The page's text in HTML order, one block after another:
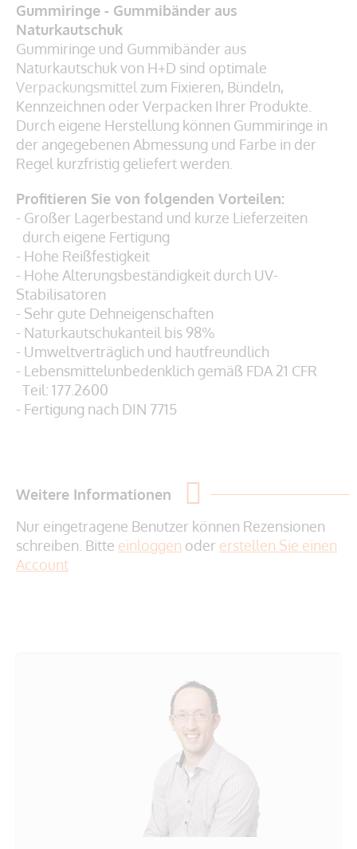
Gummiringe - Gummibänder aus
Naturkautschuk
Gummiringe und Gummibänder aus
Naturkautschuk von H+D sind optimale
Verpackungsmittel zum Fixieren, Bündeln,
Kennzeichnen oder Verpacken Ihrer Produkte.
Durch eigene Herstellung können Gummiringe in
der angegebenen Abmessung und Farbe in der
Regel kurzfristig geliefert werden.
Profitieren Sie von folgenden Vorteilen:
- Großer Lagerbestand und kurze Lieferzeiten
durch eigene Fertigung
- Hohe Reißfestigkeit
- Hohe Alterungsbeständigkeit durch UV-
Stabilisatoren
- Sehr gute Dehneigenschaften
- Naturkautschukanteil bis 98%
- Umweltverträglich und hautfreundlich
- Lebensmittelunbedenklich gemäß FDA 21 CFR
Teil: 177.2600
- Fertigung nach DIN 7715
Weitere Informationen
Nur eingetragene Benutzer können Rezensionen
schreiben. Bitte einloggen oder erstellen Sie einen
Account